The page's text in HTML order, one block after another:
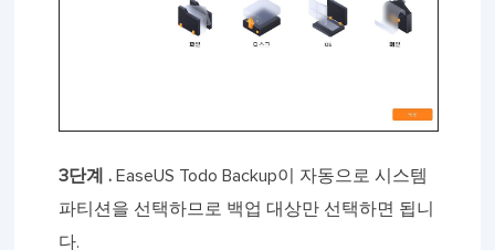
3단계 . EaseUS Todo Backup이 자동으로 시스템
파티션을 선택하므로 백업 대상만 선택하면 됩니
다.